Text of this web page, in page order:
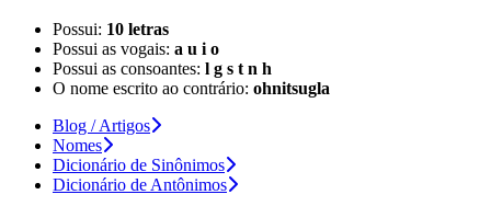
Possui: 10 letras
Possui as vogais: a u i o
Possui as consoantes: l g s t n h
O nome escrito ao contrário: ohnitsugla
Blog / Artigos
Nomes
Dicionário de Sinônimos
Dicionário de Antônimos